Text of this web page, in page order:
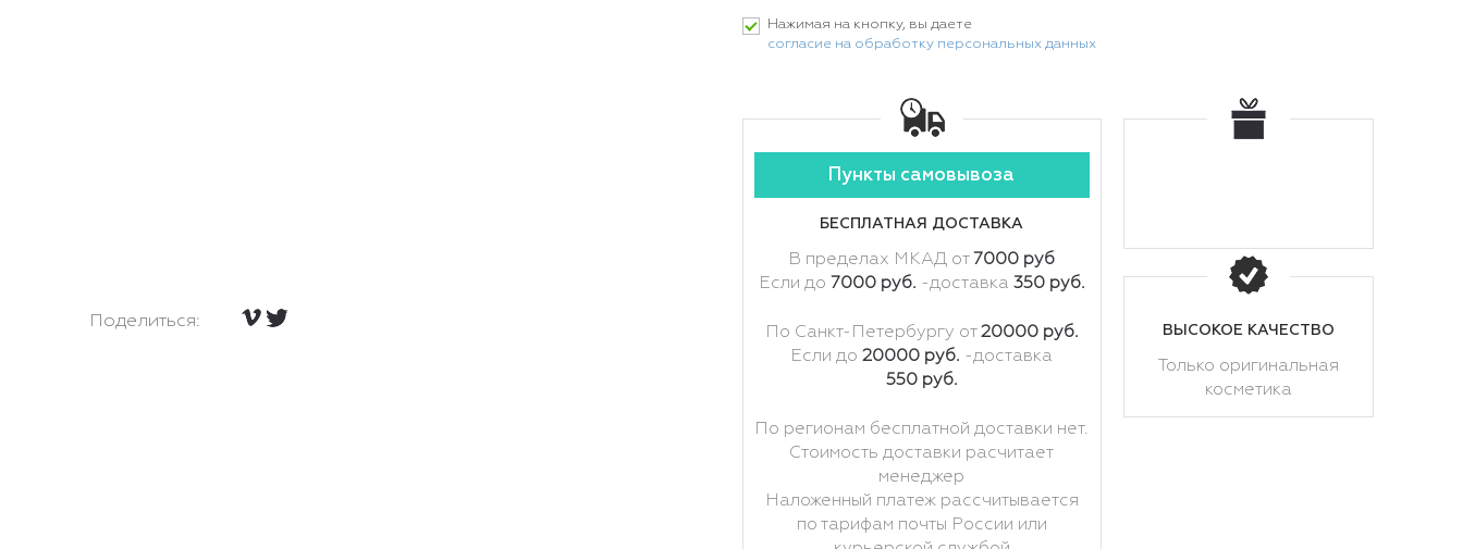
Поделиться:
Нажимая на кнопку, вы даете
согласие на обработку персональных данных
Пункты самовывоза
БЕСПЛАТНАЯ ДОСТАВКА
В пределах МКАД от7000 руб
Если до 7000 руб. -доставка 350 руб.
По Санкт-Петербургу от20000 руб.
Если до20000 руб. -доставка
550 руб.
По регионам бесплатной доставки нет.
Стоимость доставки расчитает
менеджер
Наложенный платеж рассчитывается
по тарифам почты России или
ВЫСОКОЕ КАЧЕСТВО
Только оригинальная
косметика